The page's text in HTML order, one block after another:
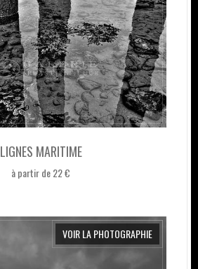
LIGNES MARITIME
à partir de 22 €
VOIR LA PHOTOGRAPHIE